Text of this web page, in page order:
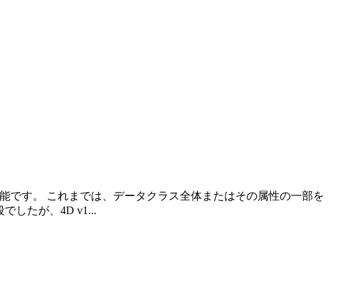
です。 これまでは、データクラス全体またはその属性の一部を
したが、4D v1...